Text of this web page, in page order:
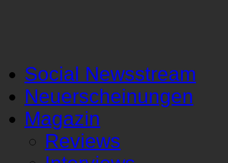
Social Newsstream
Neuerscheinungen
Magazin
Reviews